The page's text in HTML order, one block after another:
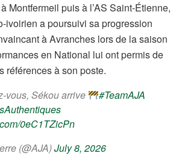
Montfermeil puis à l’AS Saint-Étienne,
ivoirien a poursuivi sa progression
à Avranches lors de la saison
en National lui ont permis de
références à son poste.
vous, Sékou arrive
#TeamAJA
0eC1TZicPn
(@AJA)July 8, 2026